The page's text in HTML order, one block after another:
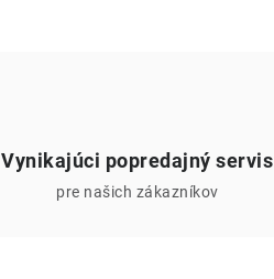
Vynikajúci popredajný servis
pre našich zákazníkov